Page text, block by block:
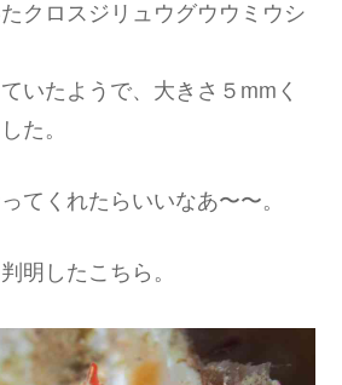
クロスジリュウグウウミウシ
いたようで、大きさ５mmく
た。
てくれたらいいなあ〜〜。
明したこちら。